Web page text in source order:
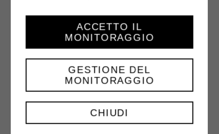
Servez immédiatement les
conchiglioni farcis.
CHIUDI
GESTIONE DEL
MONITORAGGIO
ACCETTO IL
MONITORAGGIO